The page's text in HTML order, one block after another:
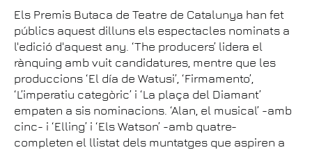
Els Premis Butaca de Teatre de Catalunya han fet
públics aquest dilluns els espectacles nominats a
l'edició d'aquest any. ‘The producers’ lidera el
rànquing amb vuit candidatures, mentre que les
produccions ‘El día de Watusi’, ‘Firmamento’,
‘L’imperatiu categòric’ i ‘La plaça del Diamant’
empaten a sis nominacions. ‘Alan, el musical’ -amb
cinc- i ‘Elling’ i ‘Els Watson’ -amb quatre-
completen el llistat dels muntatges que aspiren a